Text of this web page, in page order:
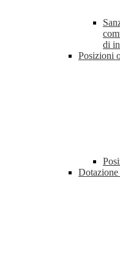
di
Posizioni
Dotazione